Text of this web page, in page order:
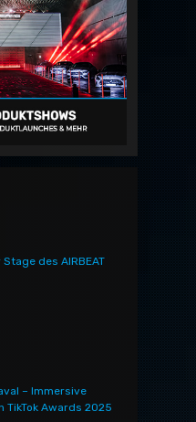
des AIRBEAT
– Immersive
TikTok Awards 2025